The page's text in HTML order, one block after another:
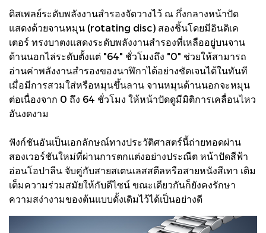
ดิสเพลย์ระดับพลังงานสำรองจัดวางไว้ ณ กึ่งกลางหน้าปัด
แสดงด้วยจานหมุน (rotating disc) สองชิ้นโดยมีอินดิเค
เตอร์ ทรงบาตงแสดงระดับพลังงานสำรองที่เหลืออยู่บนจาน
ด้านนอกไล่ระดับตั้งแต่ "64" ชั่วโมงถึง "0" ช่วยให้สามารถ
อ่านค่าพลังงานสำรองของนาฬิกาได้อย่างชัดเจนได้ในทันที
เมื่อมีการสวมใส่หรือหมุนขึ้นลาน จานหมุนด้านนอกจะหมุน
ต่อเนื่องจาก 0 ถึง 64 ชั่วโมง ให้หน้าปัดดูมีมิติการเคลื่อนไหว
อันงดงาม
ฟังก์ชันอันเป็นเอกลักษณ์ทางประวัติศาสตร์นี้ถ่ายทอดผ่าน
สองเวอร์ชันใหม่ที่ผ่านการตกแต่งอย่างประณีต หน้าปัดสีฟ้า
อ่อนโอปาลีน จับคู่กับสายสเตนเลสสตีลหรือสายหนังสีเทา เติม
เต็มความร่วมสมัยให้กับดีไซน์ ขณะเดียวกันก็ยังคงรักษา
ความสง่างามของต้นแบบดั้งเดิมไว้ได้เป็นอย่างดี